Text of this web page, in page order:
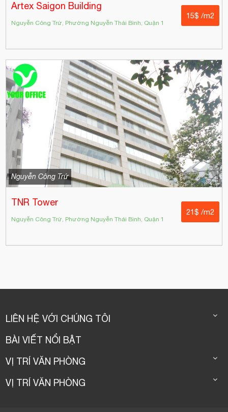
Artex Saigon Building
Nguyễn Công Trứ, Phường Nguyễn Thái Bình, Quận 1
15$ /m2
Nguyễn Công Trứ
TNR Tower
Nguyễn Công Trứ, Phường Nguyễn Thái Bình, Quận 1
21$ /m2
LIÊN HỆ VỚI CHÚNG TÔI
BÀI VIẾT NỔI BẬT
VỊ TRÍ VĂN PHÒNG
VỊ TRÍ VĂN PHÒNG